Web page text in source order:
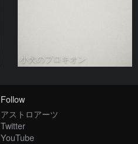
小犬のプロキオン
Follow
アストロアーツ
Twitter
YouTube